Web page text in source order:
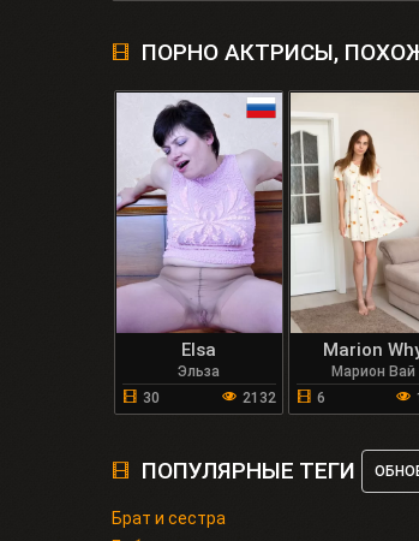
ПОРНО АКТРИСЫ,
Elsa
Эльза
30
2132
Marion
Марион Вай
6
ПОПУЛЯРНЫЕ ТЕГИ
Брат и сестра